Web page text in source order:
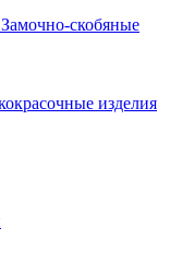
Замочно-скобяные
изделия